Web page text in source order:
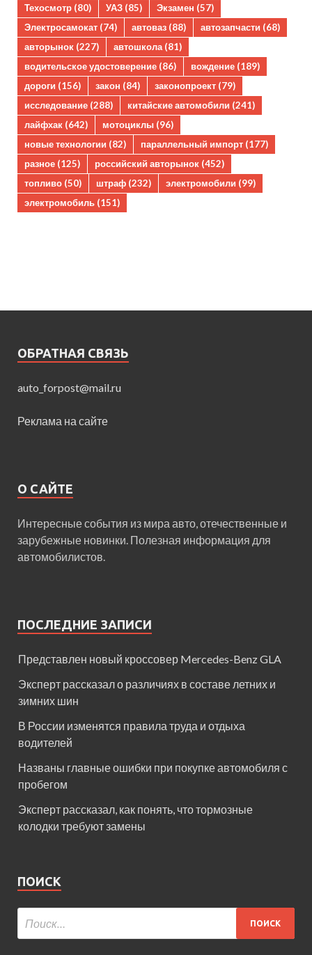
Техосмотр (80) УАЗ (85) Экзамен (57)
Электросамокат (74) автоваз (88) автозапчасти (68)
авторынок (227) автошкола(81)
водительское удостоверение (86) вождение (189)
дороги (156) закон (84) законопроект (79)
исследование (288) китайские автомобили (241)
лайфхак (642) мотоциклы (96)
новые технологии (82) параллельный импорт (177)
разное (125) российский авторынок (452)
топливо (50) штраф (232) электромобили (99)
электромобиль (151)
ОБРАТНАЯ СВЯЗЬ
auto_forpost@mail.ru
Реклама на сайте
О САЙТЕ
Интересные события из мира авто, отечественные и
зарубежные новинки. Полезная информация для
автомобилистов.
ПОСЛЕДНИЕ ЗАПИСИ
Представлен новый кроссовер Mercedes-Benz GLA
Эксперт рассказал о различиях в составе летних и
зимних шин
В России изменятся правила труда и отдыха
водителей
Названы главные ошибки при покупке автомобиля с
пробегом
Эксперт рассказал, как понять, что тормозные
колодки требуют замены
ПОИСК